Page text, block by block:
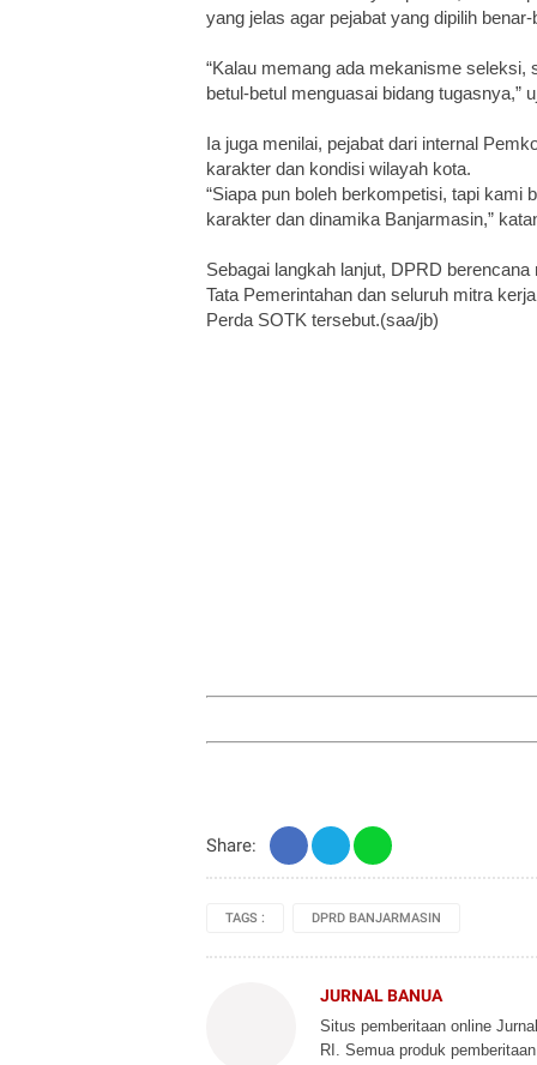
yang jelas agar pejabat yang dipilih
“Kalau memang ada mekanisme seleksi,
betul-betul menguasai bidang tugasnya,”
Ia juga menilai, pejabat dari internal
karakter dan kondisi wilayah kota.
“Siapa pun boleh berkompetisi, tapi kami
karakter dan dinamika Banjarmasin,”
Sebagai langkah lanjut, DPRD
Tata Pemerintahan dan seluruh mitra
Perda SOTK tersebut.(saa/jb)
Share:
TAGS : DPRD BANJARMASIN
JURNAL BANUA
Situs pemberitaan online
RI. Semua produk